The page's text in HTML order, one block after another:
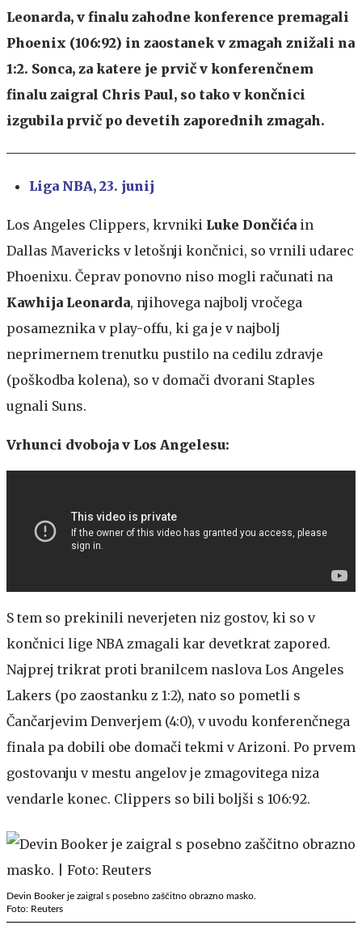
Leonarda, v finalu zahodne konference premagali
Phoenix (106:92) in zaostanek v zmagah znižali na
1:2. Sonca, za katere je prvič v konferenčnem
finalu zaigral Chris Paul, so tako v končnici
izgubila prvič po devetih zaporednih zmagah.
Liga NBA, 23. junij
Los Angeles Clippers, krvniki Luke Dončića in
Dallas Mavericks v letošnji končnici, so vrnili udarec
Phoenixu. Čeprav ponovno niso mogli računati na
Kawhija Leonarda, njihovega najbolj vročega
posameznika v play-offu, ki ga je v najbolj
neprimernem trenutku pustilo na cedilu zdravje
(poškodba kolena), so v domači dvorani Staples
ugnali Suns.
Vrhunci dvoboja v Los Angelesu:
S tem so prekinili neverjeten niz gostov, ki so v
končnici lige NBA zmagali kar devetkrat zapored.
Najprej trikrat proti branilcem naslova Los Angeles
Lakers (po zaostanku z 1:2), nato so pometli s
Čančarjevim Denverjem (4:0), v uvodu konferenčnega
finala pa dobili obe domači tekmi v Arizoni. Po prvem
gostovanju v mestu angelov je zmagovitega niza
vendarle konec. Clippers so bili boljši s 106:92.
Devin Booker je zaigral s posebno zaščitno obrazno masko.
Foto: Reuters